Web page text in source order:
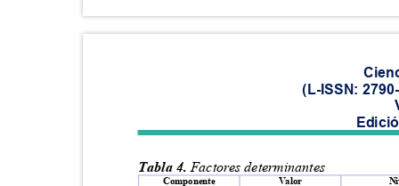
(L-ISSN:
Tabla 4. Factores determinantes
Componente Valor